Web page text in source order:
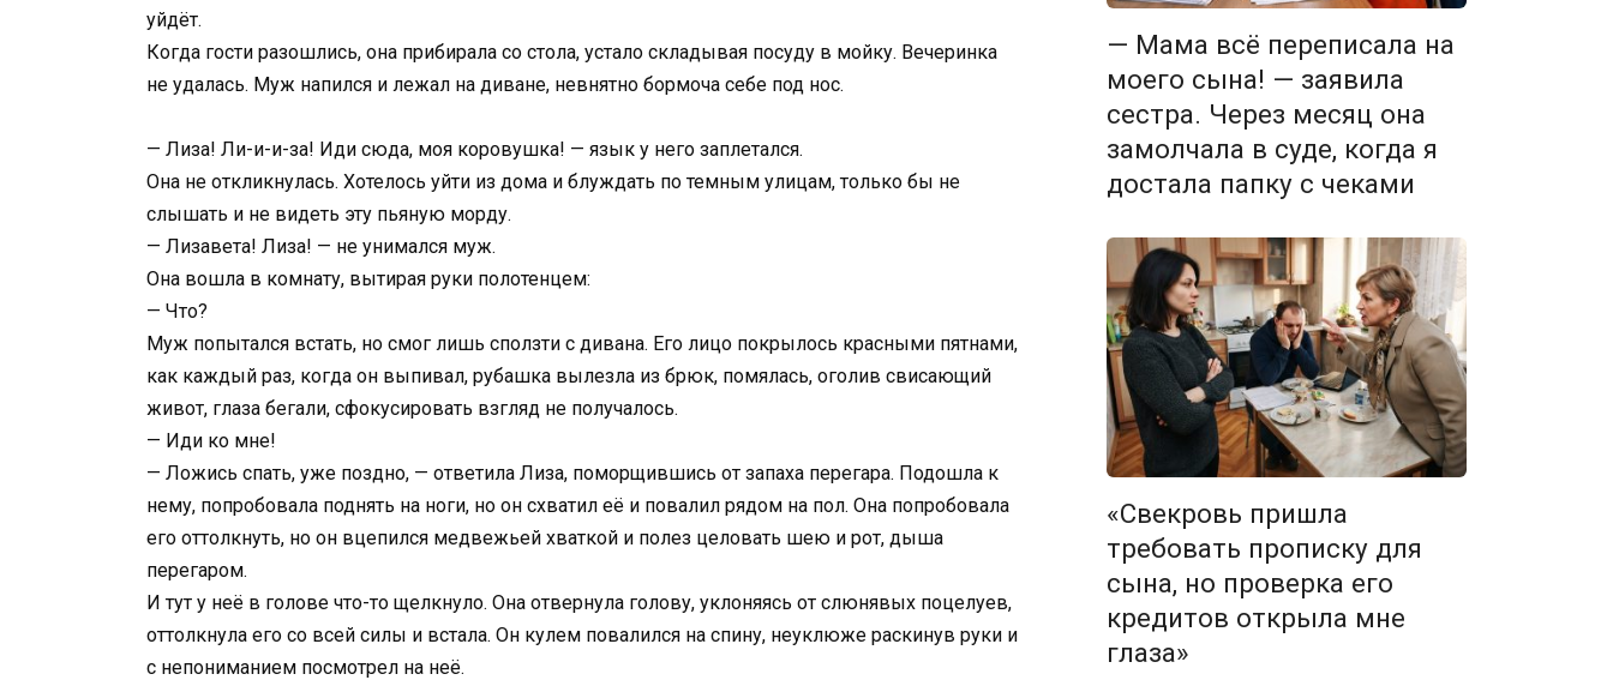
уйдёт.
Когда гости разошлись, она прибирала со стола, устало складывая посуду в мойку. Вечеринка
не удалась. Муж напился и лежал на диване, невнятно бормоча себе под нос.
— Лиза! Ли-и-и-за! Иди сюда, моя коровушка! — язык у него заплетался.
Она не откликнулась. Хотелось уйти из дома и блуждать по темным улицам, только бы не
слышать и не видеть эту пьяную морду.
— Лизавета! Лиза! — не унимался муж.
Она вошла в комнату, вытирая руки полотенцем:
— Что?
Муж попытался встать, но смог лишь сползти с дивана. Его лицо покрылось красными пятнами,
как каждый раз, когда он выпивал, рубашка вылезла из брюк, помялась, оголив свисающий
живот, глаза бегали, сфокусировать взгляд не получалось.
— Иди ко мне!
— Ложись спать, уже поздно, — ответила Лиза, поморщившись от запаха перегара. Подошла к
нему, попробовала поднять на ноги, но он схватил её и повалил рядом на пол. Она попробовала
его оттолкнуть, но он вцепился медвежьей хваткой и полез целовать шею и рот, дыша
перегаром.
И тут у неё в голове что-то щелкнуло. Она отвернула голову, уклоняясь от слюнявых поцелуев,
оттолкнула его со всей силы и встала. Он кулем повалился на спину, неуклюже раскинув руки и
с непониманием посмотрел на неё.
— Мама всё переписала на
моего сына! — заявила
сестра. Через месяц она
замолчала в суде, когда я
достала папку с чеками
«Свекровь пришла
требовать прописку для
сына, но проверка его
кредитов открыла мне
глаза»